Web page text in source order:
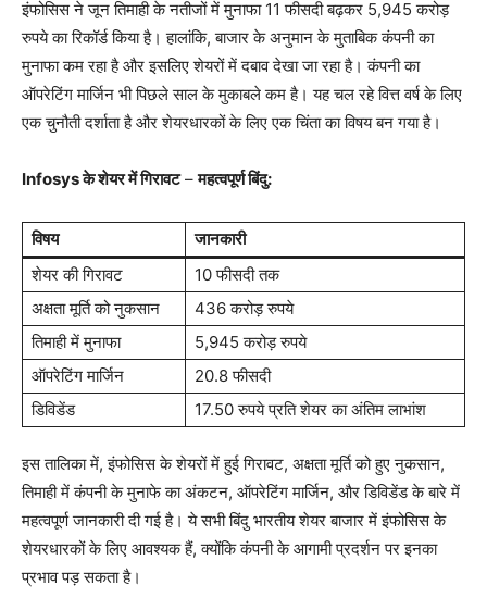
इंफोसिस ने जून तिमाही के नतीजों में मुनाफा 11 फीसदी बढ़कर 5,945 करोड़
रुपये का रिकॉर्ड किया है। हालांकि, बाजार के अनुमान के मुताबिक कंपनी का
मुनाफा कम रहा है और इसलिए शेयरों में दबाव देखा जा रहा है। कंपनी का
ऑपरेटिंग मार्जिन भी पिछले साल के मुकाबले कम है। यह चल रहे वित्त वर्ष के लिए
एक चुनौती दर्शाता है और शेयरधारकों के लिए एक चिंता का विषय बन गया है।
Infosys के शेयर में गिरावट–महत्वपूर्ण बिंदु:
विषय
जानकारी
शेयर की गिरावट
10 फीसदी तक
अक्षता मूर्ति को नुकसान
436 करोड़ रुपये
तिमाही में मुनाफा
5,945 करोड़ रुपये
ऑपरेटिंग मार्जिन
20.8 फीसदी
डिविडेंड
17.50 रुपये प्रति शेयर का अंतिम लाभांश
इस तालिका में, इंफोसिस के शेयरों में हुई गिरावट, अक्षता मूर्ति को हुए नुकसान,
तिमाही में कंपनी के मुनाफे का अंकटन, ऑपरेटिंग मार्जिन, और डिविडेंड के बारे में
महत्वपूर्ण जानकारी दी गई है। ये सभी बिंदु भारतीय शेयर बाजार में इंफोसिस के
शेयरधारकों के लिए आवश्यक हैं, क्योंकि कंपनी के आगामी प्रदर्शन पर इनका
प्रभाव पड़ सकता है।